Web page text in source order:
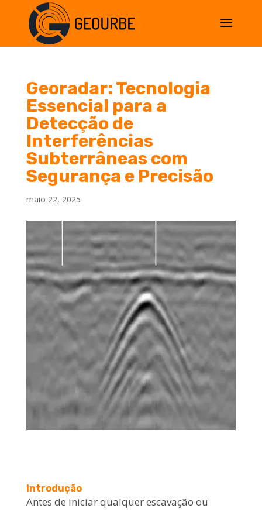
Georadar: Tecnologia
Essencial para a
Detecção de
Interferências
Subterrâneas com
Segurança e Precisão
maio 22, 2025
Introdução
Antes de iniciar qualquer escavação ou